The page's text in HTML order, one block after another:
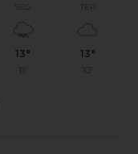
SEG
13°
11°
TER
13°
10°